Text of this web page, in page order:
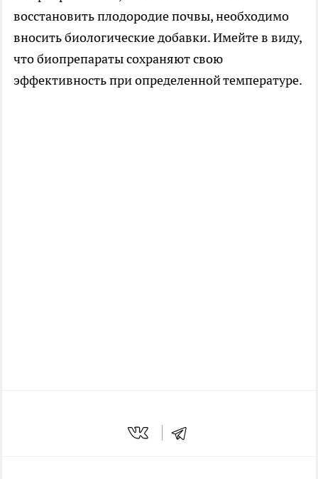
восстановить плодородие почвы, необходимо
вносить биологические добавки. Имейте в виду,
что биопрепараты сохраняют свою
эффективность при определенной температуре.